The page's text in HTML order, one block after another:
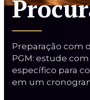
Magistratura
Magistratura
2ª Fase
Oral
Preparação com
PGM: estude
específico para
em um